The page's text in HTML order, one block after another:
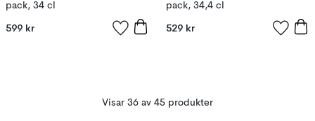
pack, 34 cl
599 kr
pack, 34,4 cl
529 kr
Visar 36 av 45 produkter